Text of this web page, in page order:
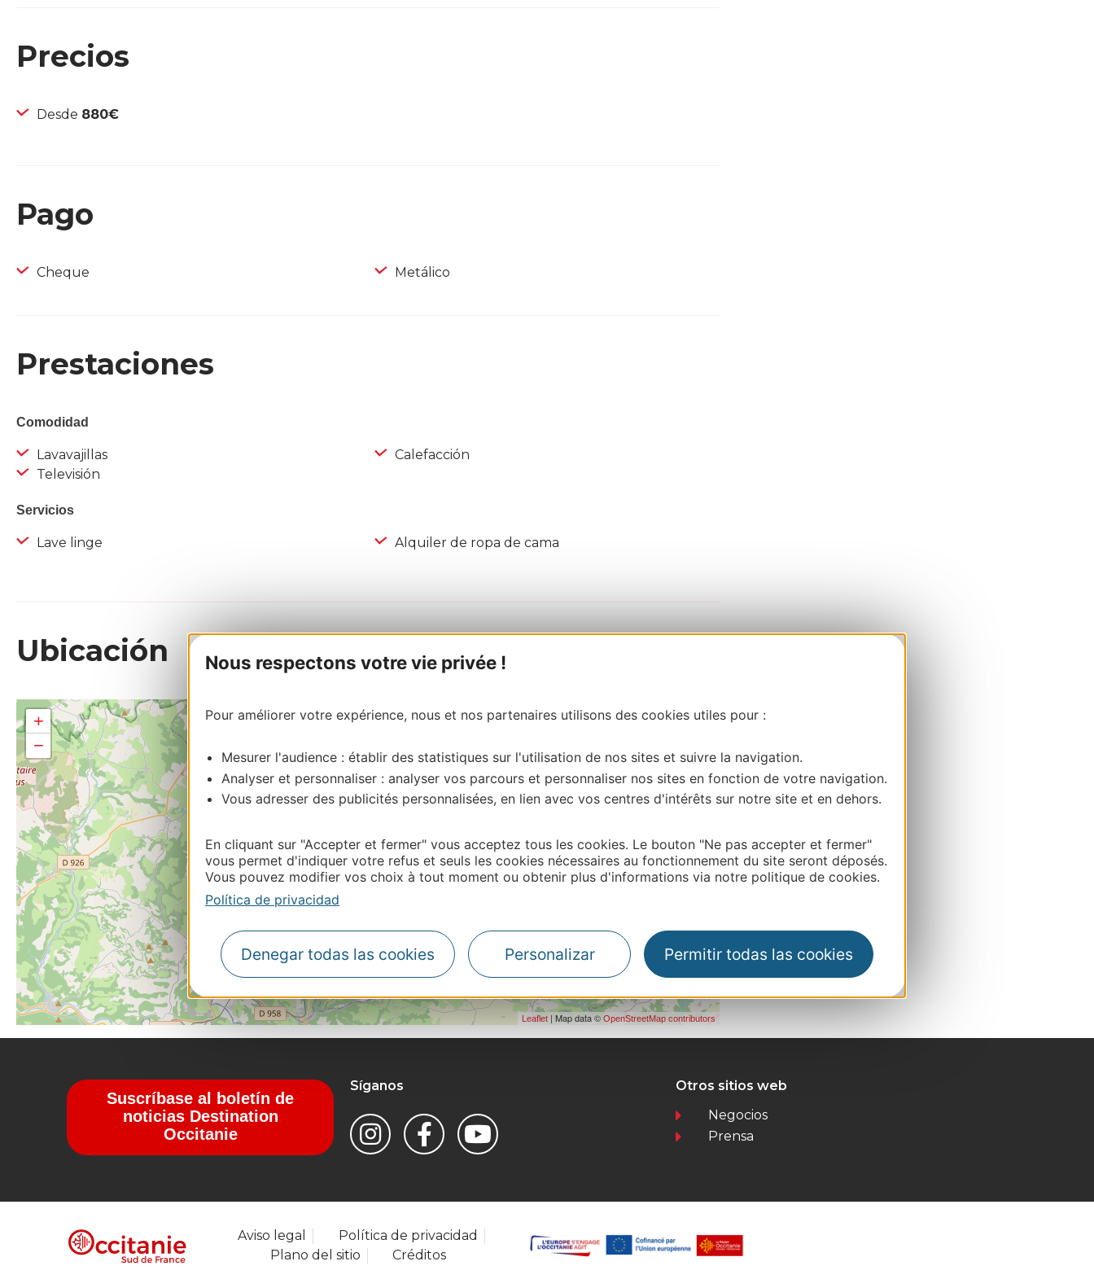
Nous respectons votre vie privée !
Pour améliorer votre expérience, nous et nos partenaires utilisons des cookies utiles pour :
Mesurer l'audience : établir des statistiques sur l'utilisation de nos sites et suivre la navigation.
Analyser et personnaliser : analyser vos parcours et personnaliser nos sites en fonction de votre navigation.
Vous adresser des publicités personnalisées, en lien avec vos centres d'intérêts sur notre site et en dehors.
En cliquant sur "Accepter et fermer" vous acceptez tous les cookies. Le bouton "Ne pas accepter et fermer"
vous permet d'indiquer votre refus et seuls les cookies nécessaires au fonctionnement du site seront déposés.
Vous pouvez modifier vos choix à tout moment ou obtenir plus d'informations via notre politique de cookies.
Política de privacidad
Denegar todas las cookies Personalizar Permitir todas las cookies
Precios
Desde 880€
Pago
Cheque Metálico
Prestaciones
Comodidad
Lavavajillas
Televisión
Calefacción
Servicios
Lave linge Alquiler de ropa de cama
Ubicación
+
−
Leaflet | Map data ©OpenStreetMap contributors
Suscríbase al boletín de
noticias Destination
Occitanie
Síganos
Otros sitios web
Negocios
Prensa
Aviso legal
Política de privacidad
Plano del sitio
Créditos